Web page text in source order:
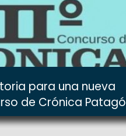
para una nueva
de Crónica